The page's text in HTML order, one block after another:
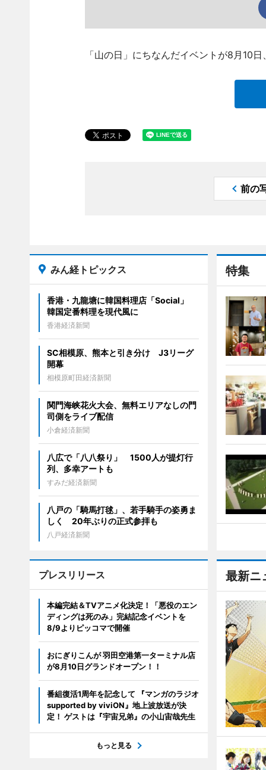
「山の日」にちなんだイベントが8月10
前の
特集
最新ニ
みん経トピックス
香港・九龍塘に韓国料理店「Social」
韓国定番料理を現代風に
香港経済新聞
SC相模原、熊本と引き分け J3リーグ
開幕
相模原町田経済新聞
関門海峡花火大会、無料エリアなしの門
司側をライブ配信
小倉経済新聞
八広で「八八祭り」 1500人が提灯行
列、多幸アートも
すみだ経済新聞
八戸の「騎馬打毬」、若手騎手の姿勇ま
しく 20年ぶりの正式参拝も
八戸経済新聞
プレスリリース
本編完結＆TVアニメ化決定！「悪役のエン
ディングは死のみ」完結記念イベントを
8/9よりピッコマで開催
おにぎりこんが 羽田空港第一ターミナル店
が8月10日グランドオープン！！
番組復活1周年を記念して 『マンガのラジオ
supported by viviON』地上波放送が決
定！ ゲストは『宇宙兄弟』の小山宙哉先生
もっと見る